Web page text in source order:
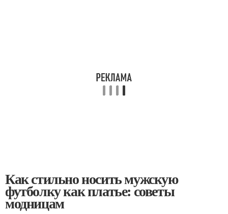
Как стильно носить мужскую
футболку как платье: советы
модницам